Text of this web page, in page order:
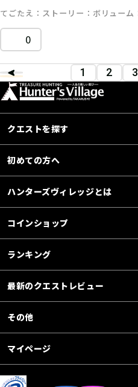
てごたえ ストーリー ボリューム
0
1 2 3
クエストを探す
初めての方へ
ハンターズヴィレッジとは
コインショップ
ランキング
最新のクエストレビュー
その他
マイページ